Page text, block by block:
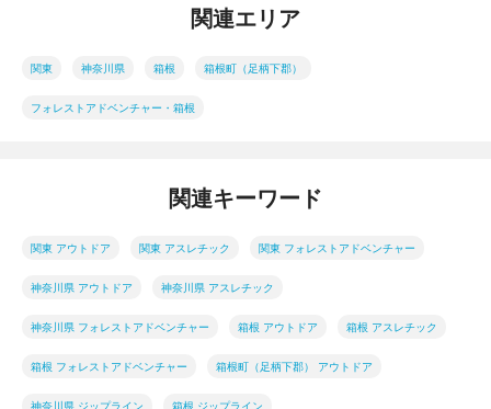
関連エリア
関東 神奈川県 箱根 箱根町（足柄下郡）
フォレストアドベンチャー・箱根
関連キーワード
関東 アウトドア 関東 アスレチック 関東 フォレストアドベンチャー
神奈川県 アウトドア 神奈川県 アスレチック
神奈川県 フォレストアドベンチャー 箱根 アウトドア 箱根 アスレチック
箱根 フォレストアドベンチャー 箱根町（足柄下郡） アウトドア
神奈川県 ジップライン 箱根 ジップライン